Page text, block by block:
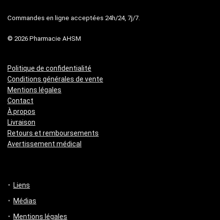
Commandes en ligne acceptées 24h/24, 7j/7.
© 2026 Pharmacie AHSM
Politique de confidentialité
Conditions générales de vente
Mentions légales
Contact
À propos
Livraison
Retours et remboursements
Avertissement médical
Liens
Médias
Mentions légales